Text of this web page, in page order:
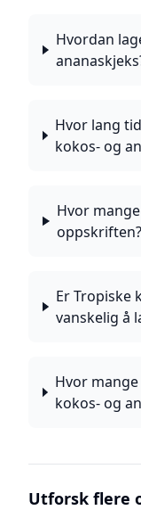
Hvordan
Hvor lang
kokos- og
Hvor
oppskriften?
Er Tropiske
vanskelig å
Hvor
kokos- og
Utforsk flere